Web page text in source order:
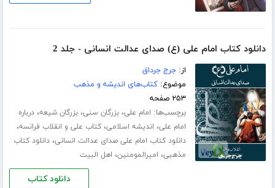
دانلود کتاب امام علی (ع) صدای عدالت انسانی - جلد 2
از:جرج جرداق
موضوع:کتاب‌های اندیشه و مذهب
۲۵۳ صفحه
برچسب‌ها: امام علی،بزرگان سنی،بزرگان شیعه،درباره
امام علی، اندیشه اسلامی،کتاب علی و انقلاب فرانسه،
دانلود کتاب امام علی صدای عدالت انسانی،دانلود کتاب
مذهبی، امیرالمومنین، اهل البیت
دانلود کتاب